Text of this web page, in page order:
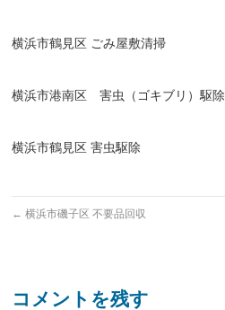
横浜市鶴見区 ごみ屋敷清掃
横浜市港南区 害虫（ゴキブリ）駆除
横浜市鶴見区 害虫駆除
← 横浜市磯子区 不要品回収
コメントを残す